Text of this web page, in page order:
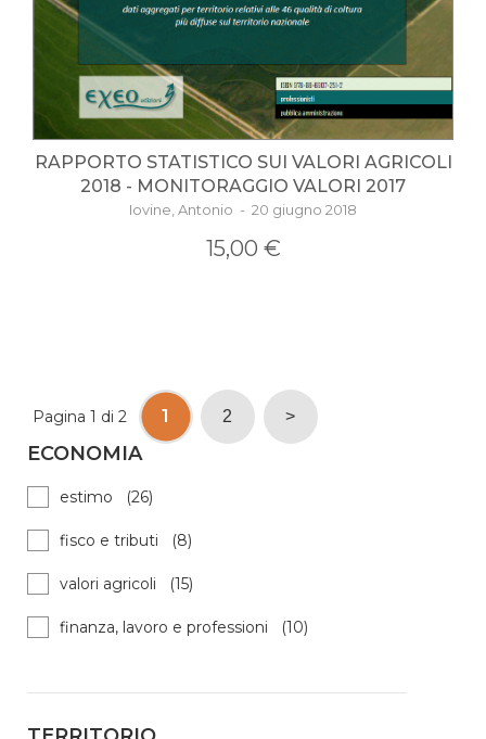
RAPPORTO STATISTICO SUI VALORI AGRICOLI
2018 - MONITORAGGIO VALORI 2017
Iovine, Antonio - 20 giugno 2018
15,00 €
Pagina 1 di 2 1 2 >
ECONOMIA
estimo (26)
fisco e tributi (8)
valori agricoli (15)
finanza, lavoro e professioni (10)